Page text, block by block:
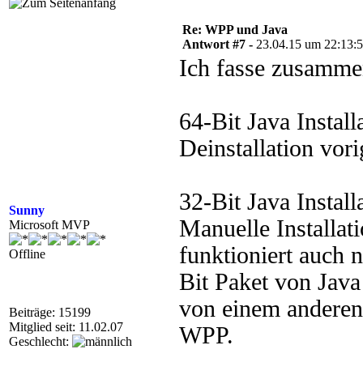
Sunny
Microsoft MVP
Offline
Beiträge: 15199
Mitglied seit: 11.02.07
Geschlecht:
Re: WPP und Java
Antwort #7 - 23.04.15 um
Ich fasse
64-Bit Java
Deinstallation
32-Bit Java
Manuelle
funktioniert auch
Bit Paket von
von einem
WPP.